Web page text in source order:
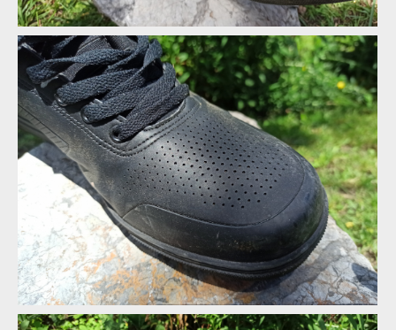
Na bezpečnost se myslelo, odrazka na patě nechybí
Na bezpečnost se myslelo, odrazka na patě nechybí
Na bezpečnost se myslelo, odrazka na patě nechybí
Kam schovat tkaničky? Přece pod gumový pásek
Kam schovat tkaničky? Přece pod gumový pásek
Kam schovat tkaničky? Přece pod gumový pásek
Kam schovat tkaničky? Přece pod gumový pásek
Kam schovat tkaničky? Přece pod gumový pásek
Na svršku najdeme i množství otvorů, nicméně odvětrání je